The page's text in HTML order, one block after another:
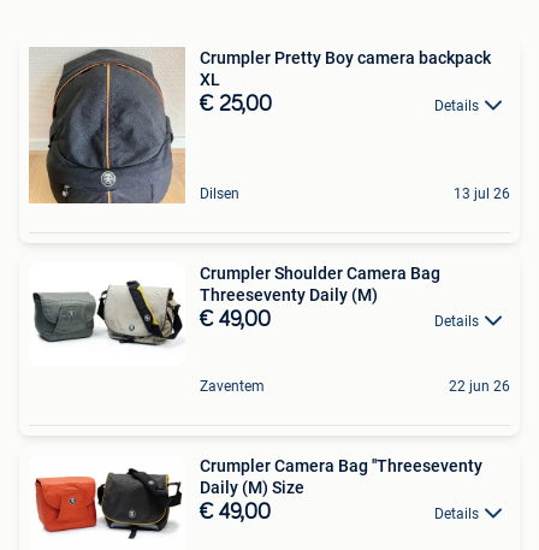
Crumpler Pretty Boy camera backpack
XL
€ 25,00 Details
Dilsen 13 jul 26
Crumpler Shoulder Camera Bag
Threeseventy Daily (M)
€ 49,00 Details
Zaventem 22 jun 26
Crumpler Camera Bag ''Threeseventy
Daily (M) Size
€ 49,00 Details